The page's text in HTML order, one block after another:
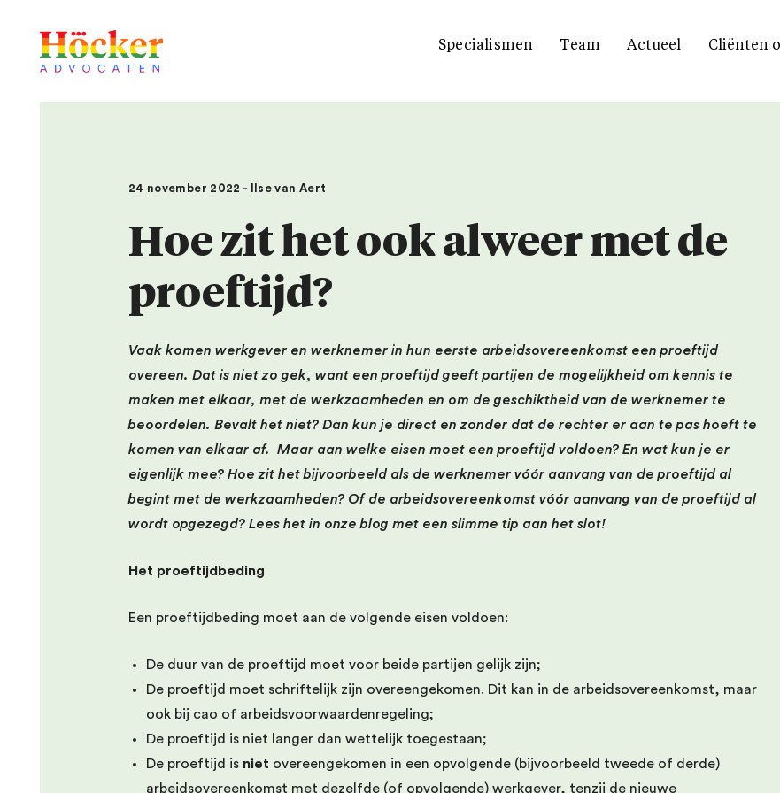
Specialismen Team Actueel Cliënten
24 november 2022 - Ilse van Aert
Hoe zit het ook alweer met de
proeftijd?
Vaak komen werkgever en werknemer in hun eerste arbeidsovereenkomst een proeftijd
overeen. Dat is niet zo gek, want een proeftijd geeft partijen de mogelijkheid om kennis te
maken met elkaar, met de werkzaamheden en om de geschiktheid van de werknemer te
beoordelen. Bevalt het niet? Dan kun je direct en zonder dat de rechter er aan te pas hoeft te
komen van elkaar af. Maar aan welke eisen moet een proeftijd voldoen? En wat kun je er
eigenlijk mee? Hoe zit het bijvoorbeeld als de werknemer vóór aanvang van de proeftijd al
begint met de werkzaamheden? Of de arbeidsovereenkomst vóór aanvang van de proeftijd al
wordt opgezegd? Lees het in onze blog met een slimme tip aan het slot!
Het proeftijdbeding
Een proeftijdbeding moet aan de volgende eisen voldoen:
De duur van de proeftijd moet voor beide partijen gelijk zijn;
De proeftijd moet schriftelijk zijn overeengekomen. Dit kan in de arbeidsovereenkomst, maar
ook bij cao of arbeidsvoorwaardenregeling;
De proeftijd is niet langer dan wettelijk toegestaan;
De proeftijd is niet overeengekomen in een opvolgende (bijvoorbeeld tweede of derde)
arbeidsovereenkomst met dezelfde (of opvolgende) werkgever, tenzij de nieuwe